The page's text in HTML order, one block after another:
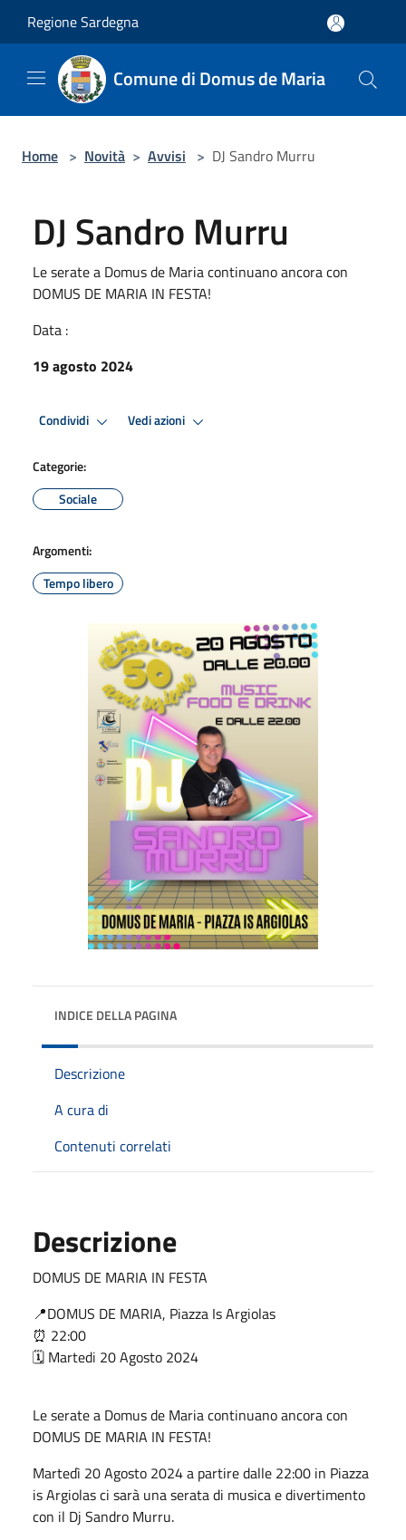
Regione Sardegna
Comune di Domus de Maria
Home > Novità > Avvisi > DJ Sandro Murru
DJ Sandro Murru
Le serate a Domus de Maria continuano ancora con
DOMUS DE MARIA IN FESTA!
Data :
19 agosto 2024
Condividi Vedi azioni
Categorie:
Sociale
Argomenti:
Tempo libero
INDICE DELLA PAGINA
Descrizione
A cura di
Contenuti correlati
Descrizione
DOMUS DE MARIA IN FESTA
📍DOMUS DE MARIA, Piazza Is Argiolas
⏰ 22:00
🗓️ Martedi 20 Agosto 2024
Le serate a Domus de Maria continuano ancora con
DOMUS DE MARIA IN FESTA!
Martedì 20 Agosto 2024 a partire dalle 22:00 in Piazza
is Argiolas ci sarà una serata di musica e divertimento
con il Dj Sandro Murru.